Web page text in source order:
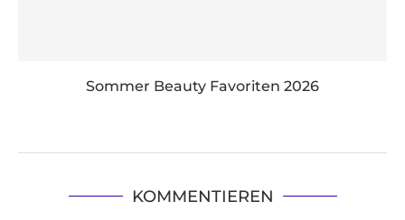
Sommer Beauty Favoriten 2026
KOMMENTIEREN